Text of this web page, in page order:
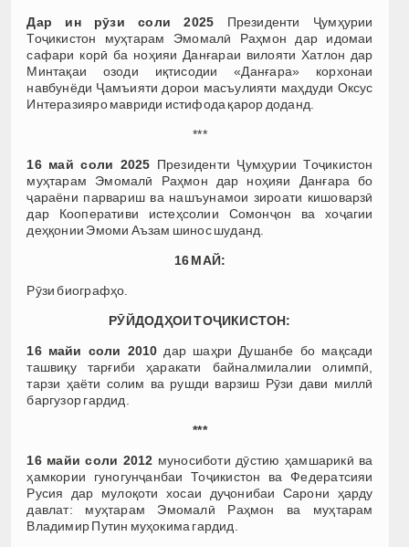
Дар ин рӯзи соли 2025 Президенти Ҷумҳурии
Тоҷикистон муҳтарам Эмомалӣ Раҳмон дар идомаи
сафари корӣ ба ноҳияи Данғараи вилояти Хатлон дар
Минтақаи озоди иқтисодии «Данғара» корхонаи
навбунёди Ҷамъияти дорои масъулияти маҳдуди Оксус
Интеразияро мавриди истифода қарор доданд.
***
16 май соли 2025 Президенти Ҷумҳурии Тоҷикистон
муҳтарам Эмомалӣ Раҳмон дар ноҳияи Данғара бо
ҷараёни парвариш ва нашъунамои зироати кишоварзӣ
дар Кооперативи истеҳсолии Сомонҷон ва хоҷагии
деҳқонии Эмоми Аъзам шинос шуданд.
16 МАЙ:
Рӯзи биографҳо.
РӮЙДОДҲОИ ТОҶИКИСТОН:
16 майи соли 2010 дар шаҳри Душанбе бо мақсади
ташвиқу тарғиби ҳаракати байналмилалии олимпӣ,
тарзи ҳаёти солим ва рушди варзиш Рӯзи дави миллӣ
баргузор гардид.
***
16 майи соли 2012 муносиботи дӯстию ҳамшарикӣ ва
ҳамкории гуногунҷанбаи Тоҷикистон ва Федератсияи
Русия дар мулоқоти хосаи дуҷонибаи Сарони ҳарду
давлат: муҳтарам Эмомалӣ Раҳмон ва муҳтарам
Владимир Путин муҳокима гардид.